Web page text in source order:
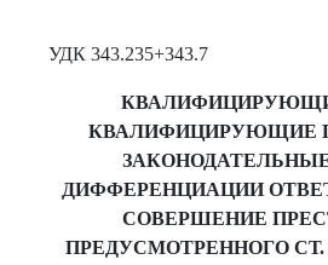
УДК 343.235+343.7
КВАЛИФИЦИРУЮЩИЕ
ДИФФЕРЕНЦИАЦИИ
СОВЕРШЕНИЕ
ПРЕДУСМОТРЕННОГО СТ.